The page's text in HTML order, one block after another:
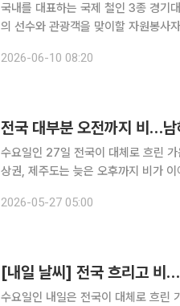
국내를 대표하는 국제 철인 3종 경기대회가 올
의 선수와 관광객을 맞이할 자원봉사자를 모집한다. 10일부터 8월 28
기대회인 '2026 아이언맨 구례코리
2026-06-10 08:20
전국 대부분 오전까지 비…
수요일인 27일 전국이 대체로 흐린
상권, 제주도는 늦은 오후까지 비가 이어지는 곳이 있겠다. 기
수도권과 강원 내륙, 충청권, 전북,
2026-05-27 05:00
[내일 날씨] 전국 흐리고 비…
수요일인 내일은 전국이 대체로 흐린